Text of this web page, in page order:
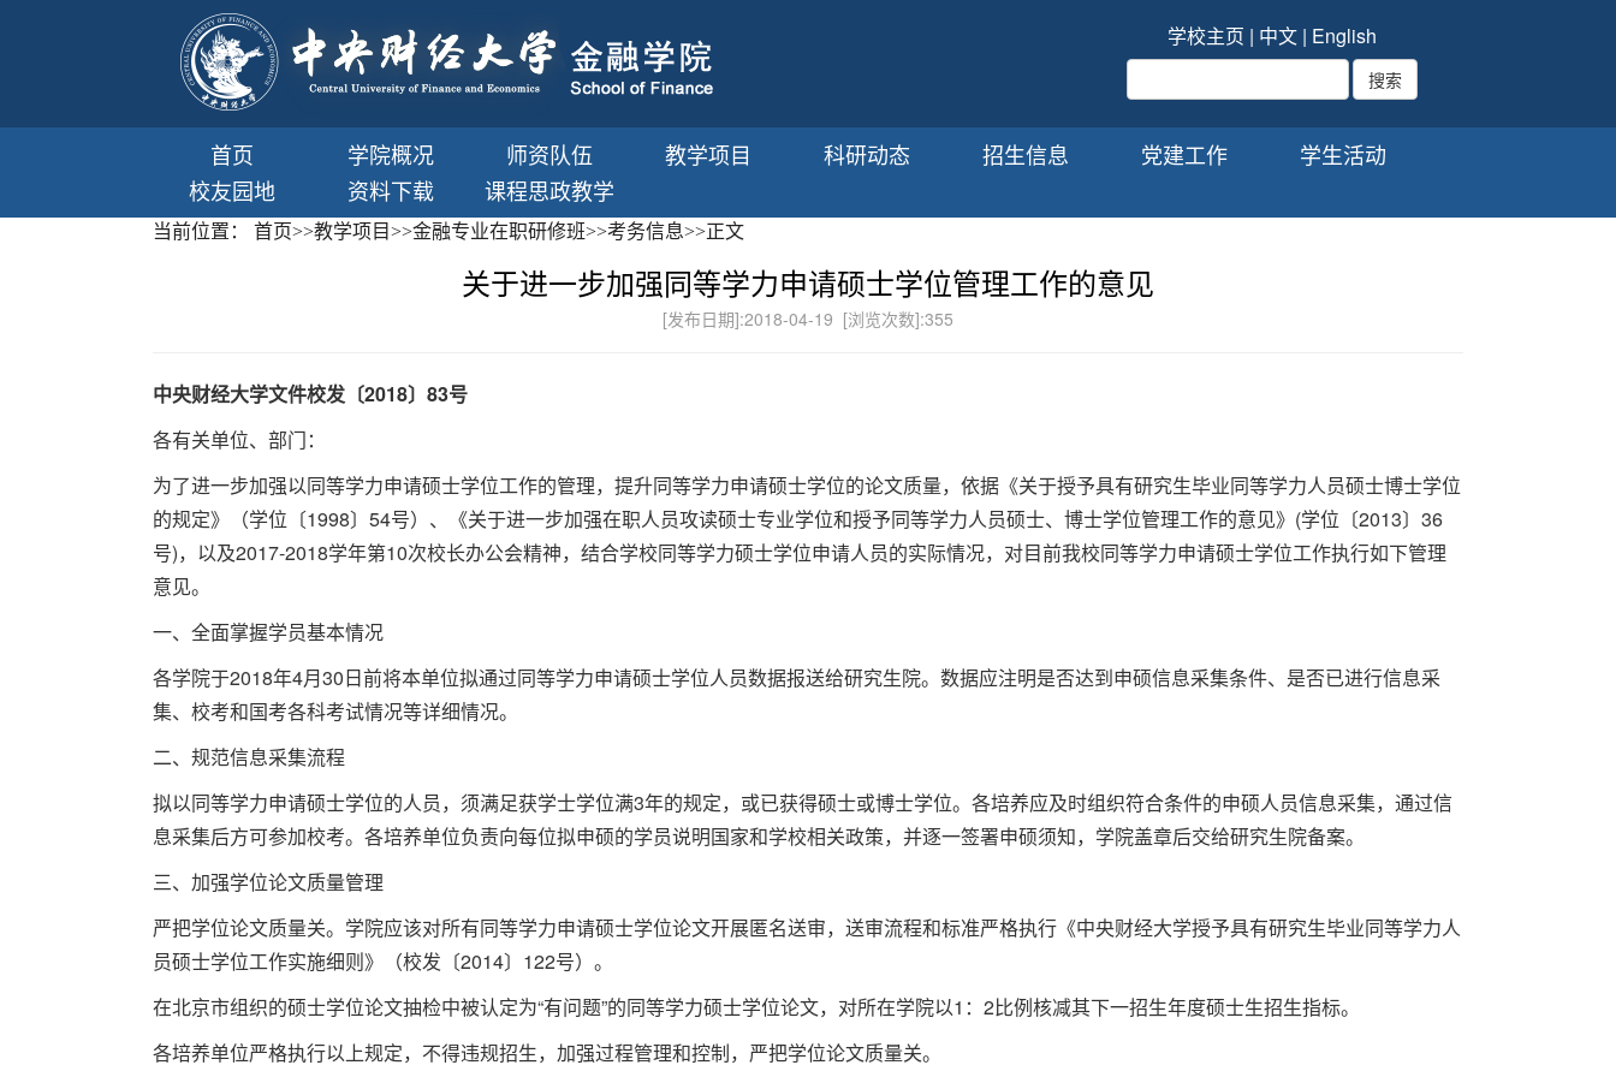
学校主页 | 中文 | English
首页 学院概况 师资队伍 教学项目 科研动态 招生信息 党建工作
学生活动
校友园地
资料下载 课程思政教学
当前位置： 首页>>教学项目>>金融专业在职研修班>>考务信息>>正文
关于进一步加强同等学力申请硕士学位管理工作的意见
[发布日期]:2018-04-19 [浏览次数]:355
中央财经大学文件校发〔2018〕83号
各有关单位、部门：
为了进一步加强以同等学力申请硕士学位工作的管理，提升同等学力申请硕士学位的论文质量，依据《关于授予具有研究生毕业同等学力人员硕士博士学位
的规定》（学位〔1998〕54号）、《关于进一步加强在职人员攻读硕士专业学位和授予同等学力人员硕士、博士学位管理工作的意见》(学位〔2013〕36
号)，以及2017-2018学年第10次校长办公会精神，结合学校同等学力硕士学位申请人员的实际情况，对目前我校同等学力申请硕士学位工作执行如下管理
意见。
一、全面掌握学员基本情况
各学院于2018年4月30日前将本单位拟通过同等学力申请硕士学位人员数据报送给研究生院。数据应注明是否达到申硕信息采集条件、是否已进行信息采
集、校考和国考各科考试情况等详细情况。
二、规范信息采集流程
拟以同等学力申请硕士学位的人员，须满足获学士学位满3年的规定，或已获得硕士或博士学位。各培养应及时组织符合条件的申硕人员信息采集，通过信
息采集后方可参加校考。各培养单位负责向每位拟申硕的学员说明国家和学校相关政策，并逐一签署申硕须知，学院盖章后交给研究生院备案。
三、加强学位论文质量管理
严把学位论文质量关。学院应该对所有同等学力申请硕士学位论文开展匿名送审，送审流程和标准严格执行《中央财经大学授予具有研究生毕业同等学力人
员硕士学位工作实施细则》（校发〔2014〕122号）。
在北京市组织的硕士学位论文抽检中被认定为“有问题”的同等学力硕士学位论文，对所在学院以1：2比例核减其下一招生年度硕士生招生指标。
各培养单位严格执行以上规定，不得违规招生，加强过程管理和控制，严把学位论文质量关。